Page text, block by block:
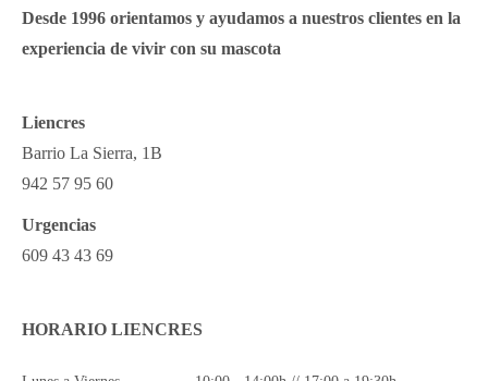
Desde 1996 orientamos y ayudamos a nuestros clientes en la
experiencia de vivir con su mascota
Liencres
Barrio La Sierra, 1B
942 57 95 60
Urgencias
609 43 43 69
HORARIO LIENCRES